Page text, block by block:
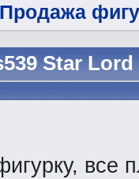
Продажа
Star Lord
все